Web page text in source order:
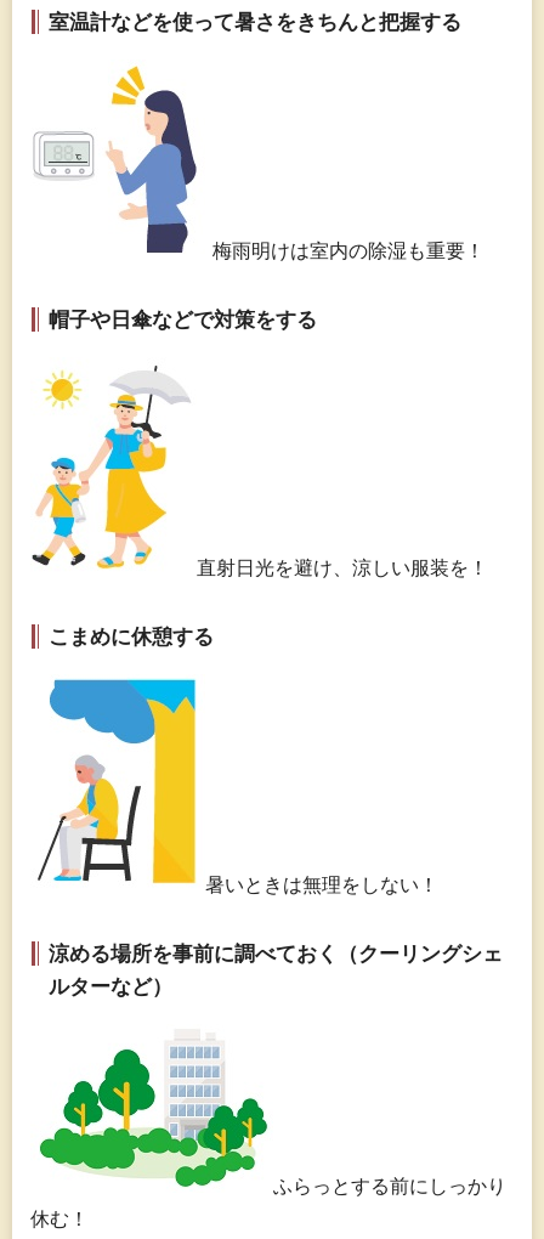
室温計などを使って暑さをきちんと把握する
梅雨明けは室内の除湿も重要！
帽子や日傘などで対策をする
直射日光を避け、涼しい服装を！
こまめに休憩する
暑いときは無理をしない！
涼める場所を事前に調べておく（クーリングシェ
ルターなど）
ふらっとする前にしっかり
休む！